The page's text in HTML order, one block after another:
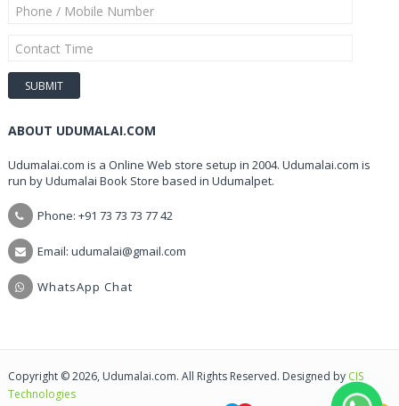
ABOUT UDUMALAI.COM
Udumalai.com is a Online Web store setup in 2004. Udumalai.com is
run by Udumalai Book Store based in Udumalpet.
Phone: +91 73 73 73 77 42
Email: udumalai@gmail.com
WhatsApp Chat
Copyright © 2026, Udumalai.com. All Rights Reserved. Designed by CIS
Technologies